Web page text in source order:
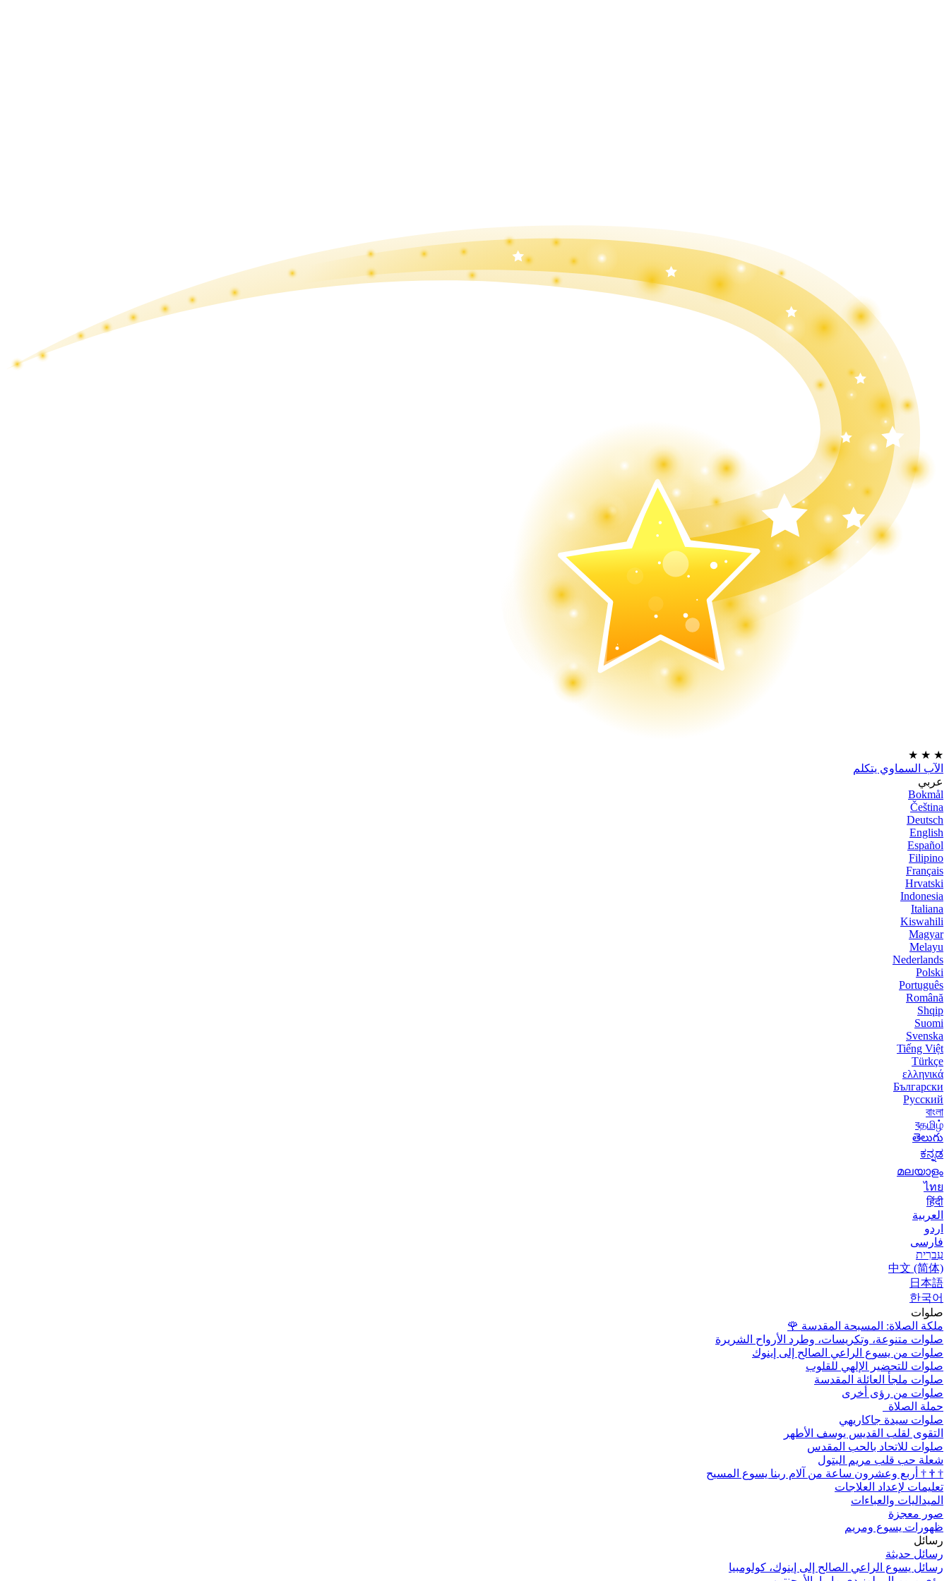
★
★
★
الآب السماوي يتكلم
عربي
Bokmål
Čeština
Deutsch
English
Español
Filipino
Français
Hrvatski
Indonesia
Italiana
Kiswahili
Magyar
Melayu
Nederlands
Polski
Português
Română
Shqip
Suomi
Svenska
Tiếng Việt
Türkçe
ελληνικά
Български
Русский
বাংলা
বதமிழ்
తెలుగు
ಕನ್ನಡ
മലയാളം
ไทย
हिंदी
العربية
اردو
فارسی
עִברִית
中文 (简体)
日本語
한국어
صلوات
ملكة الصلاة: المسبحة المقدسة 🌹
صلوات متنوعة، وتكريسات، وطرد الأرواح الشريرة
صلوات من يسوع الراعي الصالح إلى إينوك
صلوات للتحضير الإلهي للقلوب
صلوات ملجأ العائلة المقدسة
صلوات من رؤى أخرى
حملة الصلاة
صلوات سيدة جاكاريهي
التقوى لقلب القديس يوسف الأطهر
صلوات للاتحاد بالحب المقدس
شعلة حب قلب مريم البتول
†
†
† أربع وعشرون ساعة من آلام ربنا يسوع المسيح
تعليمات لإعداد العلاجات
الميداليات والعباءات
صور معجزة
ظهورات يسوع ومريم
رسائل
رسائل حديثة
رسائل يسوع الراعي الصالح إلى إينوك، كولومبيا